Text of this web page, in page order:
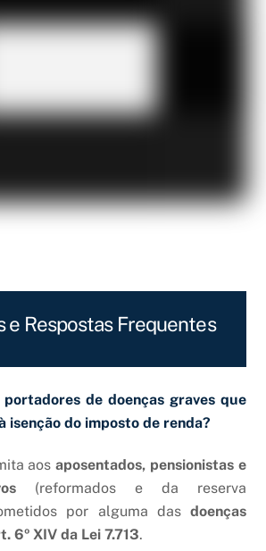
e Respostas Frequentes
portadores de doenças graves que
isenção do imposto de renda?
aosaposentados, pensionistas e
(reformados e da reserva
por alguma das doenças
6º XIV da Lei 7.713.